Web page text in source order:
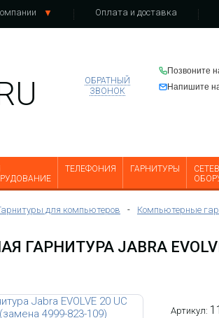
Оплата и доставка
Позвоните
Напишите
ОБРАТНЫЙ
ЗВОНОК
ТЕЛЕФОНИЯ ГАРНИТУРЫ
для компьютеров - Компьютерные
ГАРНИТУРА JABRA
Артикул: